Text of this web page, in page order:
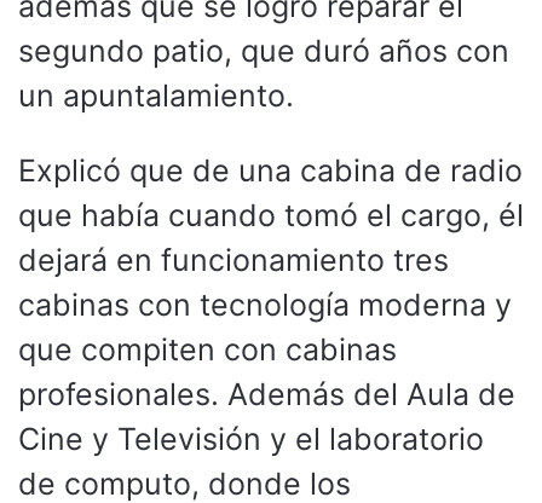
segundo patio, que duró años con
un apuntalamiento.
Explicó que de una cabina de radio
que había cuando tomó el cargo, él
dejará en funcionamiento tres
cabinas con tecnología moderna y
que compiten con cabinas
profesionales. Además del Aula de
Cine y Televisión y el laboratorio
de computo, donde los